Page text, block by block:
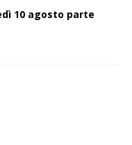
10 agosto parte